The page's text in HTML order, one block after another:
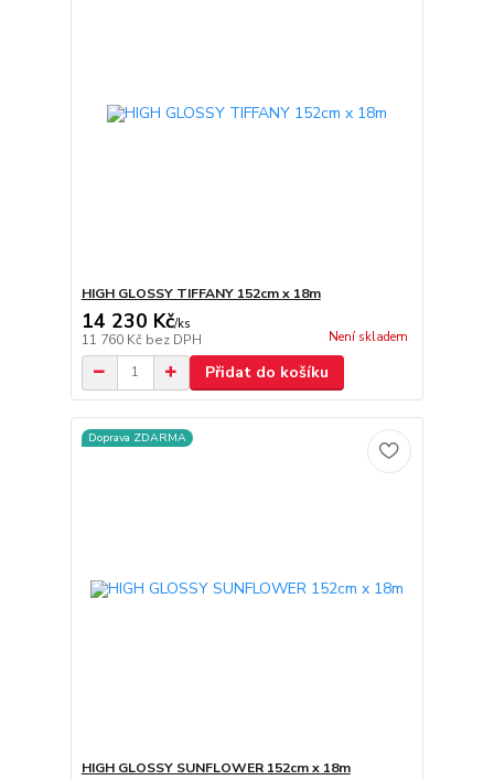
HIGH GLOSSY TIFFANY 152cm x 18m
14 230 Kč/ks
11 760 Kč bez DPH Není skladem
Přidat do košíku
Doprava ZDARMA
HIGH GLOSSY SUNFLOWER 152cm x 18m